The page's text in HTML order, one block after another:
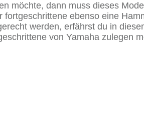
möchte, dann muss dieses
ebenso eine
werden, erfährst du in
von Yamaha zulegen